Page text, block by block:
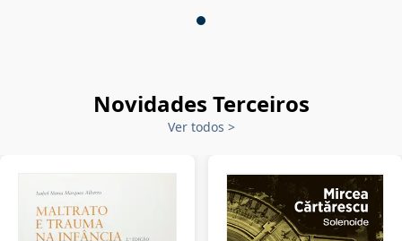
Novidades Terceiros
Ver todos >